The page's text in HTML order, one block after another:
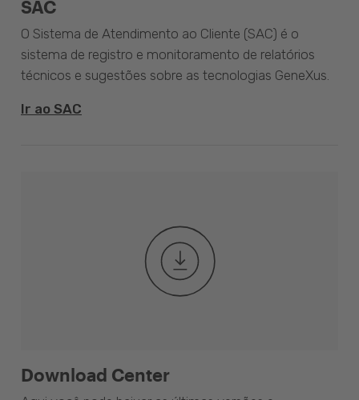
SAC
O Sistema de Atendimento ao Cliente (SAC) é o
sistema de registro e monitoramento de relatórios
técnicos e sugestões sobre as tecnologias GeneXus.
Ir ao SAC
Download Center